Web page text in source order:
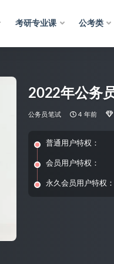
考研专业课 公考类
2022年公务
公务员笔试 4 年前
普通用户特权：
会员用户特权：
永久会员用户特权：